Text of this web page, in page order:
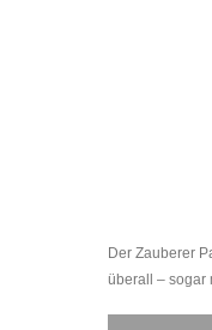
Der Zauberer
überall – sogar